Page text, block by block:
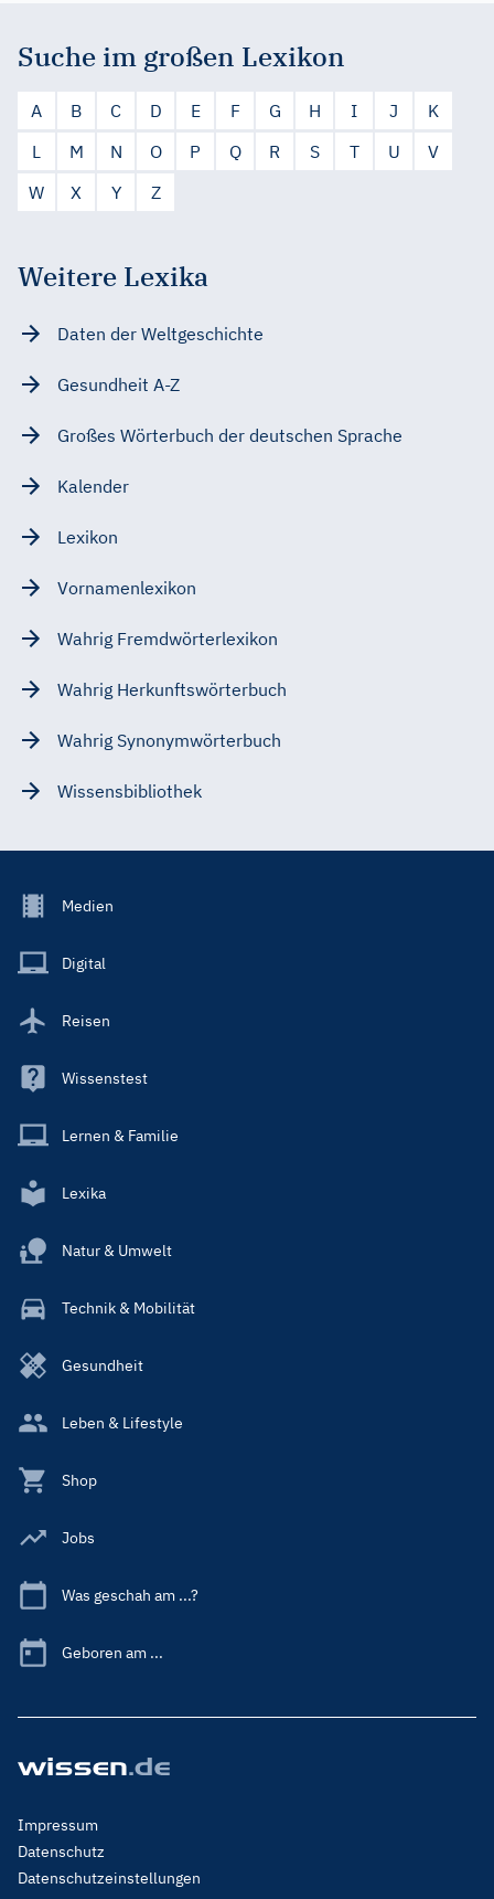
Suche im großen Lexikon
A B C D E F G H I J
K
L
M N O P Q R S T U
V
W
X Y Z
Weitere Lexika
Daten der Weltgeschichte
Gesundheit A-Z
Großes Wörterbuch der deutschen Sprache
Kalender
Lexikon
Vornamenlexikon
Wahrig Fremdwörterlexikon
Wahrig Herkunftswörterbuch
Wahrig Synonymwörterbuch
Wissensbibliothek
Footer
Main
Medien
Digital
Reisen
Wissenstest
Lernen & Familie
Lexika
Natur & Umwelt
Technik & Mobilität
Gesundheit
Leben & Lifestyle
Shop
Jobs
Was geschah am ...?
Geboren am ...
Footer
Menu
Legal
Impressum
Datenschutz
Datenschutzeinstellungen